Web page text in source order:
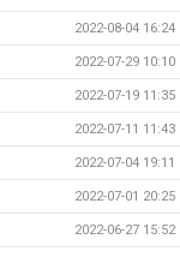
2022-08-04 16:24
2022-07-29 10:10
2022-07-19 11:35
2022-07-11 11:43
2022-07-04 19:11
2022-07-01 20:25
2022-06-27 15:52